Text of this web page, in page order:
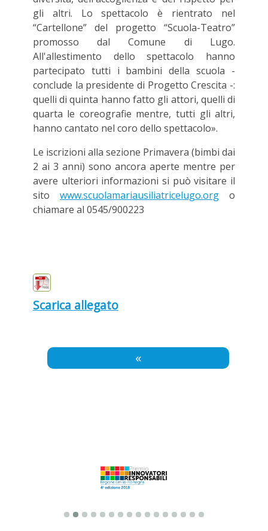
gli altri. Lo spettacolo è rientrato nel
“Cartellone” del progetto “Scuola-Teatro”
promosso dal Comune di Lugo.
All'allestimento dello spettacolo hanno
partecipato tutti i bambini della scuola -
conclude la presidente di Progetto Crescita -:
quelli di quinta hanno fatto gli attori, quelli di
quarta le coreografie mentre, tutti gli altri,
hanno cantato nel coro dello spettacolo».
Le iscrizioni alla sezione Primavera (bimbi dai
2 ai 3 anni) sono ancora aperte mentre per
avere ulteriori informazioni si può visitare il
sito www.scuolamariausiliatricelugo.org o
chiamare al 0545/900223
Scarica allegato
«